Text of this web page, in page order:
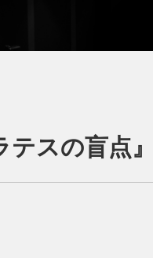
テスの盲点